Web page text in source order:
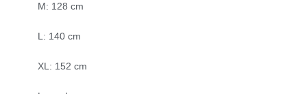
M: 128 cm
L: 140 cm
XL: 152 cm